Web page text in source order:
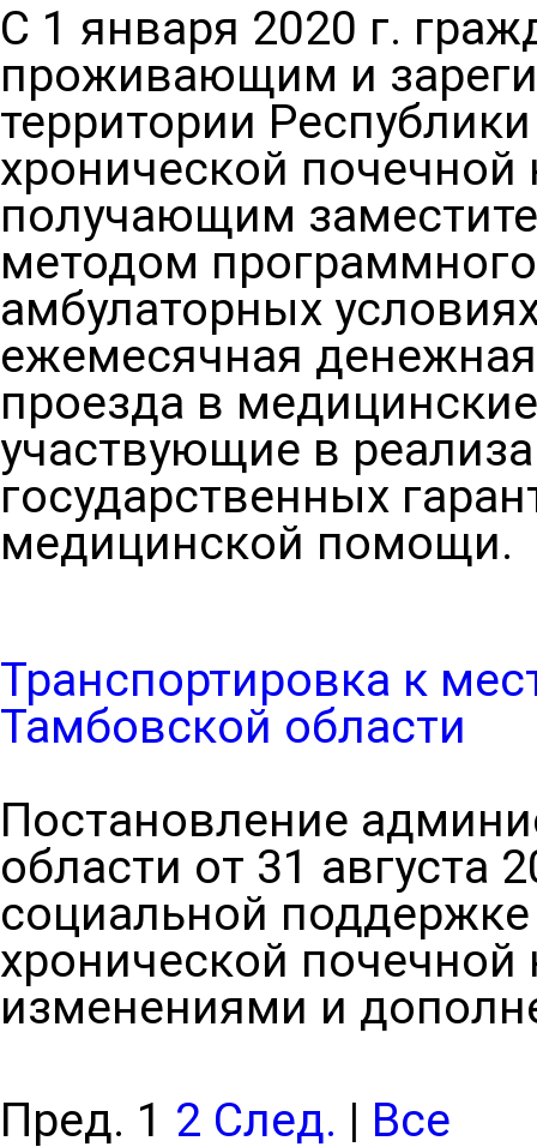
С 1 января 2020 г.
проживающим и
территории
хронической
получающим
методом
амбулаторных
ежемесячная
проезда в
участвующие в
государственных
медицинской помощи.
Транспортировка к
Тамбовской области
Постановление
области от 31 августа
социальной
хронической
изменениями и
Пред. 1 2 След. | Все